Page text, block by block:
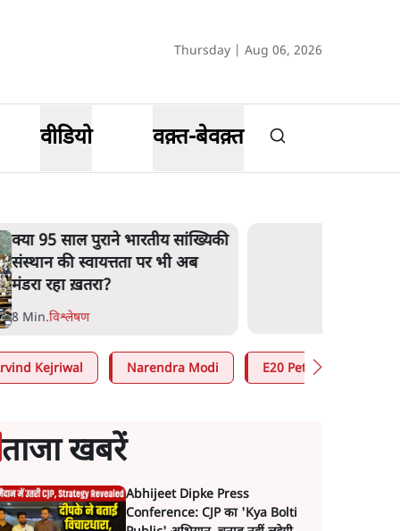
Thursday | Aug 06, 2026
वीडियो वक़्त-बेवक़्त
क्या 95 साल पुराने भारतीय सांख्यिकी
संस्थान की स्वायत्तता पर भी अब
मंडरा रहा ख़तरा?
8 Min.विश्लेषण
Kejriwal Narendra Modi E20 Petrol Controversy
ताजा खबरें
Abhijeet Dipke Press
Conference: CJP का 'Kya Bolti